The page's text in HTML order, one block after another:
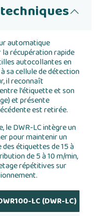
automatique
la récupération rapide
autocollantes en
sa cellule de détection
il reconnaît
l’étiquette et son
et présente
est retirée.
le DWR-LC intègre un
pour maintenir un
étiquettes de 15 à
de 5 à 10 m/min,
répétitives sur
LC (DWR-LC)